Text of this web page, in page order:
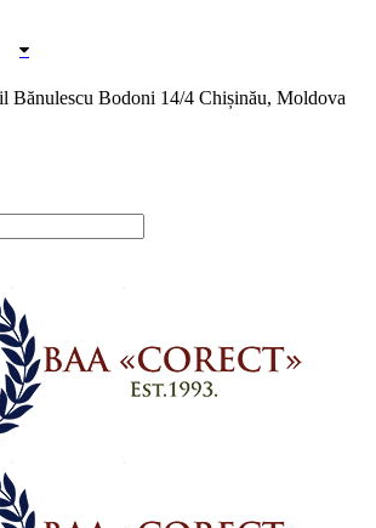
Bănulescu Bodoni 14/4 Chișinău, Moldova